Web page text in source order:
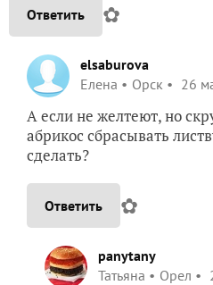
Ответить ✿
elsaburova
Елена
Орск 26
А если не желтеют, но
абрикос сбрасывать
сделать?
Ответить ✿
panytany
Татьяна
Орел